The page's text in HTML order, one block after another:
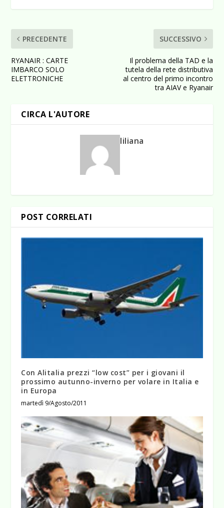
PRECEDENTE
RYANAIR : CARTE
IMBARCO SOLO
ELETTRONICHE
SUCCESSIVO
Il problema della TAD e la
tutela della rete distributiva
al centro del primo incontro
tra AIAV e Ryanair
CIRCA L'AUTORE
liliana
POST CORRELATI
Con Alitalia prezzi “low cost” per i giovani il
prossimo autunno-inverno per volare in Italia e
in Europa
martedì 9/Agosto/2011